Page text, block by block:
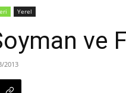
Yerel
ve
2013